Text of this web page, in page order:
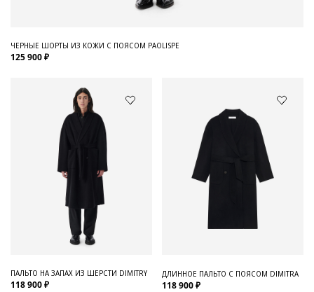
ЧЕРНЫЕ ШОРТЫ ИЗ КОЖИ С ПОЯСОМ PAOLISPE
125 900 ₽
ПАЛЬТО НА ЗАПАХ ИЗ ШЕРСТИ DIMITRY
118 900 ₽
ДЛИННОЕ ПАЛЬТО С ПОЯСОМ DIMITRA
118 900 ₽